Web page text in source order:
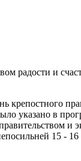
радости и
крепостного
указано в
и
15 -